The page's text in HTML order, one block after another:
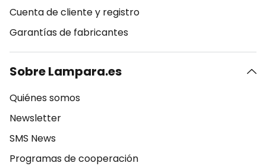
Cuenta de cliente y registro
Garantías de fabricantes
Sobre Lampara.es
Quiénes somos
Newsletter
SMS News
Programas de cooperación